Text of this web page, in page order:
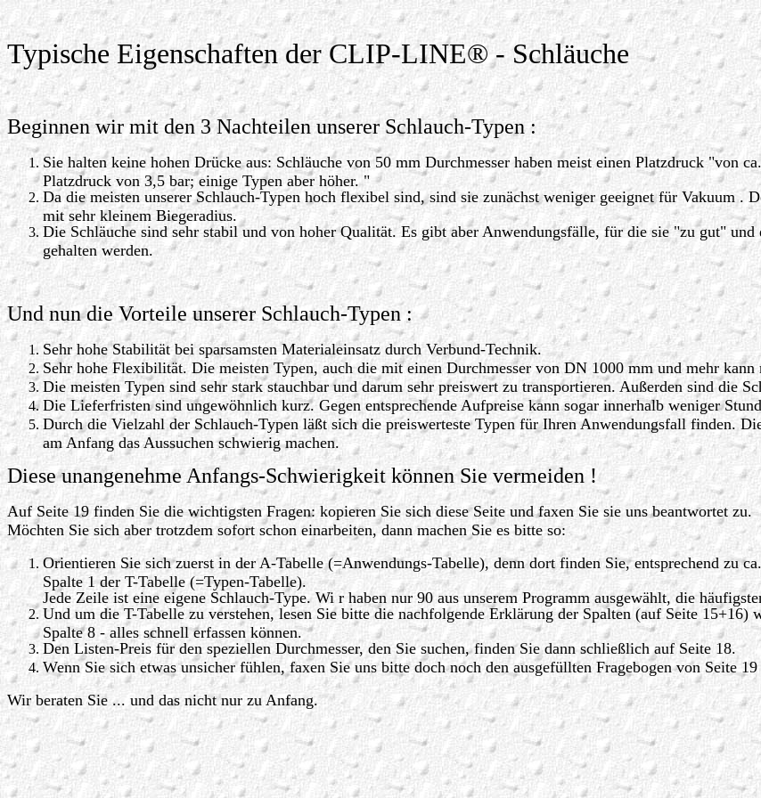
Typische Eigenschaften der CLIP-LINE® - Schläuche
Beginnen wir mit den 3 Nachteilen unserer Schlauch-Typen :
Sie halten keine hohen Drücke aus: Schläuche von 50 mm Durchmesser haben meist einen Platzdruck "von
Platzdruck von 3,5 bar; einige Typen aber höher. "
Da die meisten unserer Schlauch-Typen hoch flexibel sind, sind sie zunächst weniger geeignet für Vakuum
mit sehr kleinem Biegeradius.
Die Schläuche sind sehr stabil und von hoher Qualität. Es gibt aber Anwendungsfälle, für die sie "zu gut"
gehalten werden.
Und nun die Vorteile unserer Schlauch-Typen :
Sehr hohe Stabilität bei sparsamsten Materialeinsatz durch Verbund-Technik.
Sehr hohe Flexibilität. Die meisten Typen, auch die mit einen Durchmesser von DN 1000 mm und mehr
Die meisten Typen sind sehr stark stauchbar und darum sehr preiswert zu transportieren. Außerden sind die
Die Lieferfristen sind ungewöhnlich kurz. Gegen entsprechende Aufpreise kann sogar innerhalb weniger
Durch die Vielzahl der Schlauch-Typen läßt sich die preiswerteste Typen für Ihren Anwendungsfall finden.
am Anfang das Aussuchen schwierig machen.
Diese unangenehme Anfangs-Schwierigkeit können Sie vermeiden !
Auf Seite 19 finden Sie die wichtigsten Fragen: kopieren Sie sich diese Seite und faxen Sie sie uns beantwortet zu.
Möchten Sie sich aber trotzdem sofort schon einarbeiten, dann machen Sie es bitte so:
Orientieren Sie sich zuerst in der A-Tabelle (=Anwendungs-Tabelle), denn dort finden Sie, entsprechend zu
Spalte 1 der T-Tabelle (=Typen-Tabelle).
Jede Zeile ist eine eigene Schlauch-Type. Wi r haben nur 90 aus unserem Programm ausgewählt, die
Und um die T-Tabelle zu verstehen, lesen Sie bitte die nachfolgende Erklärung der Spalten (auf Seite
Spalte 8 - alles schnell erfassen können.
Den Listen-Preis für den speziellen Durchmesser, den Sie suchen, finden Sie dann schließlich auf Seite 18.
Wenn Sie sich etwas unsicher fühlen, faxen Sie uns bitte doch noch den ausgefüllten Fragebogen von Seite 19
Wir beraten Sie ... und das nicht nur zu Anfang.